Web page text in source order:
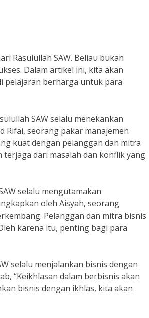
Rasulullah SAW. Beliau bukan
Dalam artikel ini, kita akan
pelajaran berharga untuk para
SAW selalu menekankan
Rifai, seorang pakar manajemen
kuat dengan pelanggan dan mitra
dari masalah dan konflik yang
selalu mengutamakan
oleh Aisyah, seorang
Pelanggan dan mitra bisnis
karena itu, penting bagi para
selalu menjalankan bisnis dengan
“Keikhlasan dalam berbisnis akan
bisnis dengan ikhlas, kita akan